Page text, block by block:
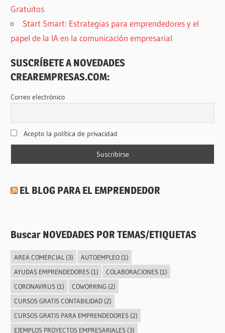
Gratuitos
Start Smart: Estrategias para emprendedores y el
papel de la IA en la comunicación empresarial
SUSCRÍBETE A NOVEDADES
CREAREMPRESAS.COM:
Correo electrónico
Acepto la política de privacidad
EL BLOG PARA EL EMPRENDEDOR
Buscar NOVEDADES POR TEMAS/ETIQUETAS
AREA COMERCIAL (3) AUTOEMPLEO(1)
AYUDAS EMPRENDEDORES(1) COLABORACIONES(1)
CORONAVIRUS(1) COWORKING(2)
CURSOS GRATIS CONTABILIDAD(2)
CURSOS GRATIS PARA EMPRENDEDORES(2)
EJEMPLOS PROYECTOS EMPRESARIALES(3)